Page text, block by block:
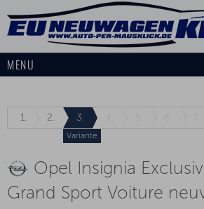
MENU
1. 2. 3.
Variante
Opel Insignia
Grand Sport Voiture